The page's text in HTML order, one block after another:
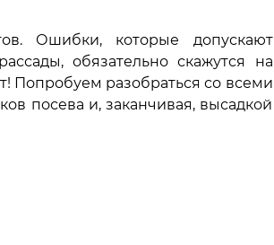
Ошибки, которые допускают
обязательно скажутся на
Попробуем разобраться со всеми
посева и, заканчивая, высадкой